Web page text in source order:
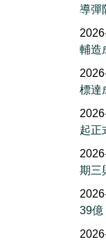
導彈
輔造
標
起正
期三
39